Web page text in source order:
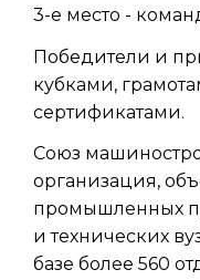
3-е место -
Победители и
кубками,
сертификатами.
Союз
организация,
промышленных
и технических
базе более 560